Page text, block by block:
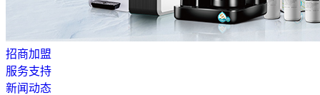
招商加盟
服务支持
新闻动态